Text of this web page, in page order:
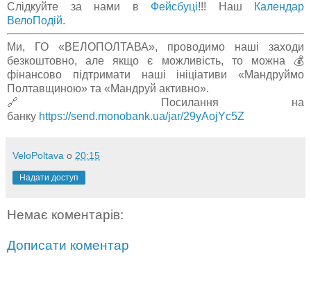
Слідкуйте за нами в Фейсбуці!!! Наш
Календар
ВелоПодій.
Ми, ГО «ВЕЛОПОЛТАВА», проводимо наші заходи
безкоштовно, але якщо є можливість, то можна 💰
фінансово підтримати наші ініціативи «Мандруймо
Полтавщиною» та «Мандруй активно».
🔗 Посилання на
банку https://send.monobank.ua/jar/29yAojYc5Z
VeloPoltava о 20:15
Надати доступ
Немає коментарів:
Дописати коментар